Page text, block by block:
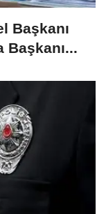
Başkanı
Başkanı...